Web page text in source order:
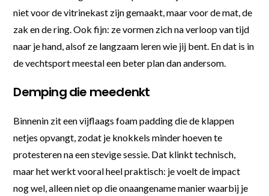
niet voor de vitrinekast zijn gemaakt, maar voor de mat, de
zak en de ring. Ook fijn: ze vormen zich na verloop van tijd
naar je hand, alsof ze langzaam leren wie jij bent. En dat is in
de vechtsport meestal een beter plan dan andersom.
Demping die meedenkt
Binnenin zit een vijflaags foam padding die de klappen
netjes opvangt, zodat je knokkels minder hoeven te
protesteren na een stevige sessie. Dat klinkt technisch,
maar het werkt vooral heel praktisch: je voelt de impact
nog wel, alleen niet op die onaangename manier waarbij je